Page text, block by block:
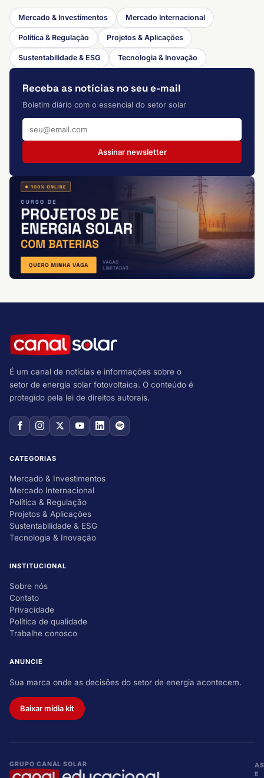
Mercado & Investimentos Mercado Internacional
Política & Regulação Projetos & Aplicações
Sustentabilidade & ESG Tecnologia & Inovação
Receba as notícias no seu e-mail
Boletim diário com o essencial do setor solar
Assinar newsletter
É um canal de notícias e informações sobre o
setor de energia solar fotovoltaica. O conteúdo é
protegido pela lei de direitos autorais.
CATEGORIAS
Mercado & Investimentos
Mercado Internacional
Política & Regulação
Projetos & Aplicações
Sustentabilidade & ESG
Tecnologia & Inovação
INSTITUCIONAL
Sobre nós
Contato
Privacidade
Política de qualidade
Trabalhe conosco
ANUNCIE
Sua marca onde as decisões do setor de energia acontecem.
Baixar mídia kit
GRUPO CANAL SOLAR
E